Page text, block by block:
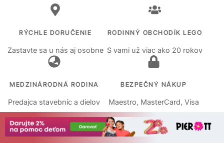
RÝCHLE DORUČENIE
Zastavte sa u nás aj osobne
RODINNÝ OBCHODÍK LEGO
S vami už viac ako 20 rokov
MEDZINÁRODNÁ RODINA
Predajca stavebníc a dielov
BEZPEČNÝ NÁKUP
Maestro, MasterCard, Visa